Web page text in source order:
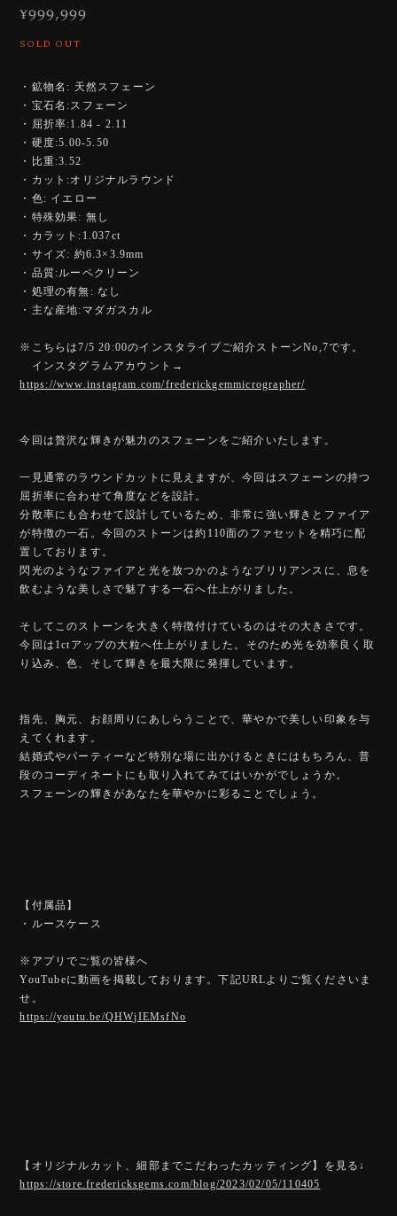
¥999,999
SOLD OUT
・鉱物名: 天然スフェーン
・宝石名:スフェーン
・屈折率:1.84 - 2.11
・硬度:5.00-5.50
・比重:3.52
・カット:オリジナルラウンド
・色: イエロー
・特殊効果: 無し
・カラット:1.037ct
・サイズ: 約6.3×3.9mm
・品質:ルーペクリーン
・処理の有無: なし
・主な産地:マダガスカル
※こちらは7/5 20:00のインスタライブご紹介ストーンNo,7です。
インスタグラムアカウント→
https://www.instagram.com/frederickgemmicrographer/
今回は贅沢な輝きが魅力のスフェーンをご紹介いたします。
一見通常のラウンドカットに見えますが、今回はスフェーンの持つ
屈折率に合わせて角度などを設計。
分散率にも合わせて設計しているため、非常に強い輝きとファイア
が特徴の一石。今回のストーンは約110面のファセットを精巧に配
置しております。
閃光のようなファイアと光を放つかのようなブリリアンスに、息を
飲むような美しさで魅了する一石へ仕上がりました。
そしてこのストーンを大きく特徴付けているのはその大きさです。
今回は1ctアップの大粒へ仕上がりました。そのため光を効率良く取
り込み、色、そして輝きを最大限に発揮しています。
指先、胸元、お顔周りにあしらうことで、華やかで美しい印象を与
えてくれます。
結婚式やパーティーなど特別な場に出かけるときにはもちろん、普
段のコーディネートにも取り入れてみてはいかがでしょうか。
スフェーンの輝きがあなたを華やかに彩ることでしょう。
【付属品】
・ルースケース
※アプリでご覧の皆様へ
YouTubeに動画を掲載しております。下記URLよりご覧くださいま
せ。
https://youtu.be/QHWjIEMsfNo
【オリジナルカット、細部までこだわったカッティング】を見る↓
https://store.fredericksgems.com/blog/2023/02/05/110405